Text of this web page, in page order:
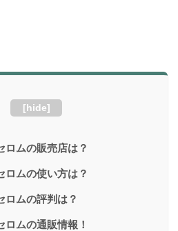
[hide]
ロムの販売店は？
ロムの使い方は？
ロムの評判は？
ムの通販情報！